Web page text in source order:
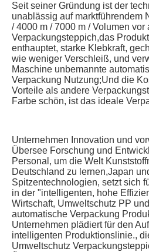
Seit seiner Gründung ist der
unablässig auf marktführendem
/ 4000 m / 7000 m / Volumen
Verpackungsteppich,das
enthauptet, starke Klebkraft,
wie weniger Verschleiß, und
Maschine unbemannte
Verpackung Nutzung;Und die
Vorteile als andere
Farbe schön, ist das ideale
Unternehmen Innovation und
Übersee Forschung und
Personal, um die Welt
Deutschland zu lernen,Japan
Spitzentechnologien, setzt sich
in der "intelligenten, hohe
Wirtschaft, Umweltschutz PP
automatische Verpackung
Unternehmen plädiert für den
intelligenten Produktionslinie.,
Umweltschutz